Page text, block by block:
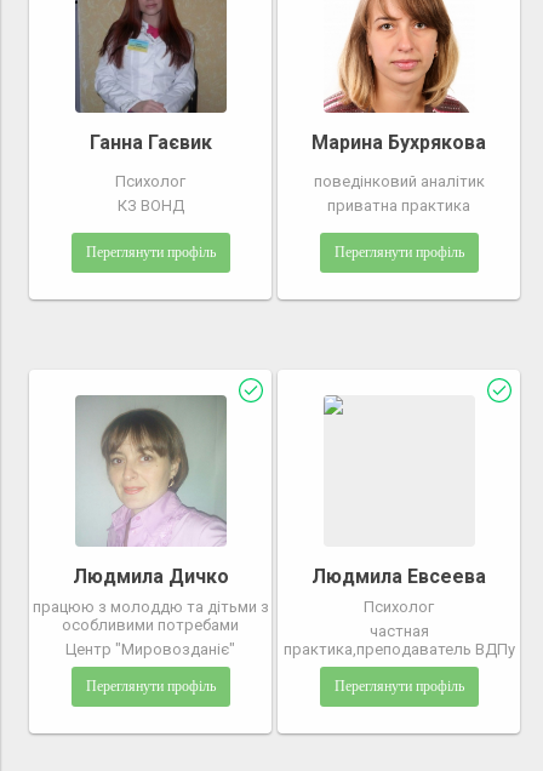
Ганна Гаєвик
Психолог
КЗ ВОНД
Переглянути профіль
Марина Бухрякова
поведінковий аналітик
приватна практика
Переглянути профіль
Людмила Дичко
працюю з молоддю та дітьми з
особливими потребами
Центр "Мировозданіє"
Переглянути профіль
Людмила Евсеева
Психолог
частная
практика,преподаватель ВДПу
Переглянути профіль